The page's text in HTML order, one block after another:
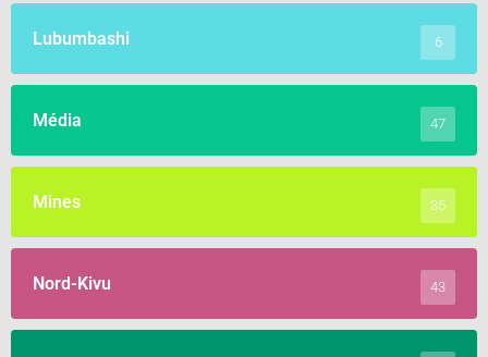
Lubumbashi 6
Média 47
Mines 35
Nord-Kivu 43